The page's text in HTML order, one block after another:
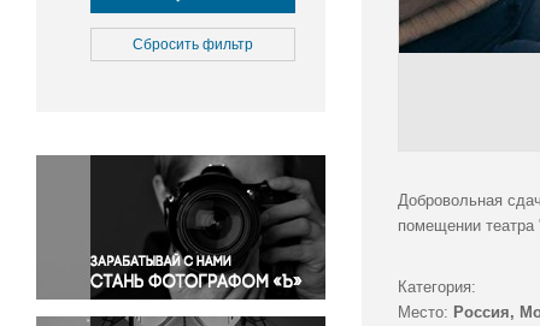
Культура
Медицина
Окружающая среда
Политика
Правосудие
Происшествия и конфликты
Религия
Светская жизнь
Сбросить фильтр
Добровольная
помещении
Категория:
Место: Россия,